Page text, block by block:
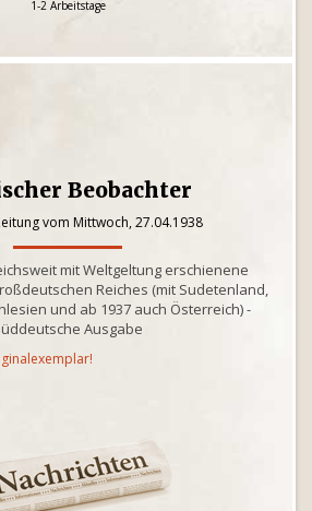
1-2 Arbeitstage
Beobachter
vom Mittwoch, 27.04.1938
mit Weltgeltung erschienene
Reiches (mit Sudetenland,
und ab 1937 auch Österreich) -
Ausgabe